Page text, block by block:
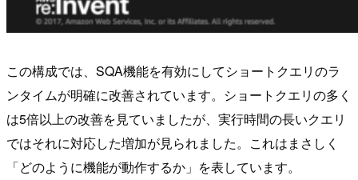
この構成では、SQA機能を​​有効にしてショートクエリのラ
ンタイムが明確に改善されています。ショートクエリの多く
は5倍以上の改善を見ていましたが、実行時間の長いクエリ
ではそれに対応した増加が見られました。これはまさしく
「どのように機能が動作するか」を表しています。